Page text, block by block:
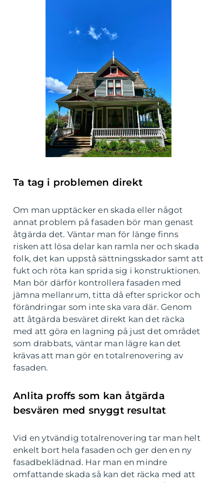
Ta tag i problemen direkt
Om man upptäcker en skada eller något
annat problem på fasaden bör man genast
åtgärda det. Väntar man för länge finns
risken att lösa delar kan ramla ner och skada
folk, det kan uppstå sättningsskador samt att
fukt och röta kan sprida sig i konstruktionen.
Man bör därför kontrollera fasaden med
jämna mellanrum, titta då efter sprickor och
förändringar som inte ska vara där. Genom
att åtgärda besväret direkt kan det räcka
med att göra en lagning på just det området
som drabbats, väntar man lägre kan det
krävas att man gör en totalrenovering av
fasaden.
Anlita proffs som kan åtgärda
besvären med snyggt resultat
Vid en ytvändig totalrenovering tar man helt
enkelt bort hela fasaden och ger den en ny
fasadbeklädnad. Har man en mindre
omfattande skada så kan det räcka med att